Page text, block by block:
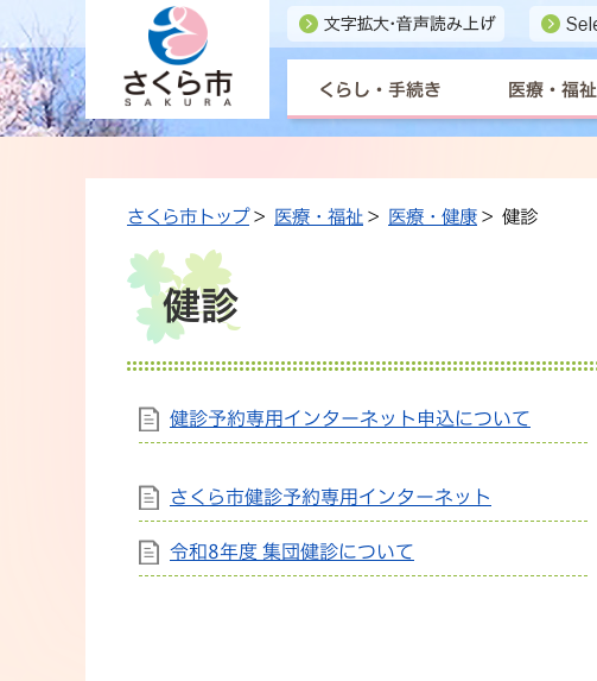
くらし・手続き 医療・福祉
さくら市トップ> 医療・福祉 > 医療・健康 > 健診
健診
健診予約専用インターネット申込について
さくら市健診予約専用インターネット
令和8年度 集団健診について